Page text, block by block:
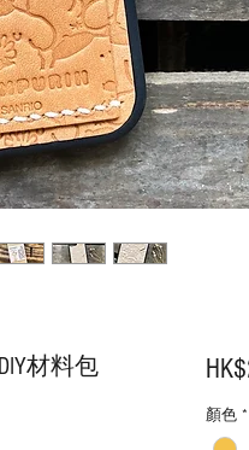
材料包
顏色 *